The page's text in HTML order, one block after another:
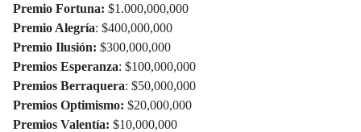
Premio Fortuna: $1.000,000,000
Premio Alegría: $400,000,000
Premio Ilusión: $300,000,000
Premios Esperanza: $100,000,000
Premios Berraquera: $50,000,000
Premios Optimismo: $20,000,000
Premios Valentía: $10,000,000